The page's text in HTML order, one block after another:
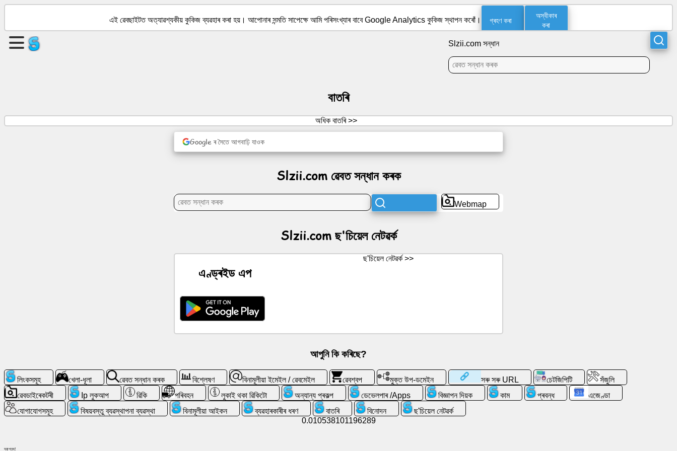
এটা
যোগাযোগসমূহ
খেলা-
ৱেবত
এই ৱেবছাইটত অত্যাৱশ্যকীয় কুকিজ ব্যৱহাৰ কৰা হয়। আপোনাৰ সন্মতি সাপেক্ষে আমি পৰিসংখ্যাৰ বাবে Google Analytics কুকিজ স্থাপন কৰোঁ। গ্ৰহণ কৰা
অস্বীকাৰ
কৰা
Slzii.com সন্ধান
বাতৰি
অধিক বাতৰি >>
Google ৰ সৈতে আগবাঢ়ি যাওক
Slzii.com ৱেবত সন্ধান কৰক
Webmap
Slzii.com ছ'চিয়েল নেটৱৰ্ক
এণ্ড্ৰইড এপ
ছ'চিয়েল নেটৱৰ্ক >>
আপুনি কি কৰিছে?
লিংকসমূহ খেলা-ধূলা ৱেবত সন্ধান কৰক বিশ্লেষণ বিনামূলীয়া ইমেইল / ৱেবমেইল ৱেবশ্বপ মুক্ত উপ-ডমেইন সৰু সৰু URL চেটজিপিটি
সঁজুলি
ৱেবডাইৰেকটৰী
Ip লুকআপ ৱিকি পৰিবহন লুকাই থকা ৱিকিটো অন্যান্য প্ৰকল্প ডেভেলপাৰ /Apps বিজ্ঞাপন দিয়ক কাম প্ৰবন্ধ
এজেণ্ডা
যোগাযোগসমূহ
বিষয়বস্তু ব্যৱস্থাপনা ব্যৱস্থা বিনামূলীয়া আইকন ব্যৱহাৰকাৰীৰ ধৰণ বাতৰি বিনোদন
ছ'চিয়েল নেটৱৰ্ক
0.010538101196289
স্বাগতম!